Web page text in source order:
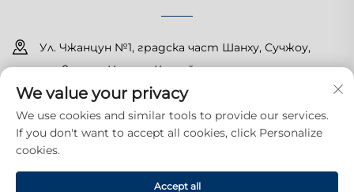
Ул. Чжанцун №1, градска част Шанху, Сучжоу,
провинция Цзянсу, Китай
+86-15150179453
[email protected]
Всички права запазени. Copyright © 2025 Suzhou Yuanda
We value your privacy
We use cookies and similar tools to provide our services.
If you don't want to accept all cookies, click Personalize
cookies.
Accept all